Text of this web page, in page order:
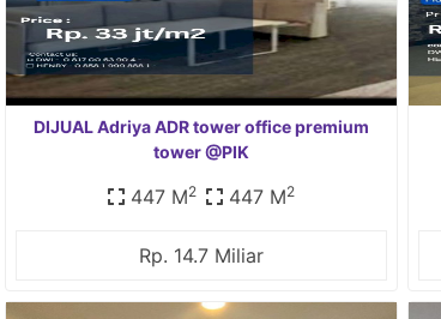
DIJUAL Adriya ADR tower office premium
tower @PIK
447 M2 447 M2
Rp. 14.7 Miliar